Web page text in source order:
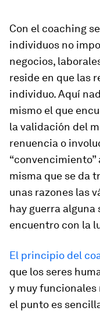
Con el coaching
individuos no
negocios,
reside en que las
individuo. Aquí
mismo el que
la validación del
renuencia o
“convencimiento”
misma que se da
unas razones las
hay guerra
encuentro con la
El principio del
que los seres
y muy
el punto es